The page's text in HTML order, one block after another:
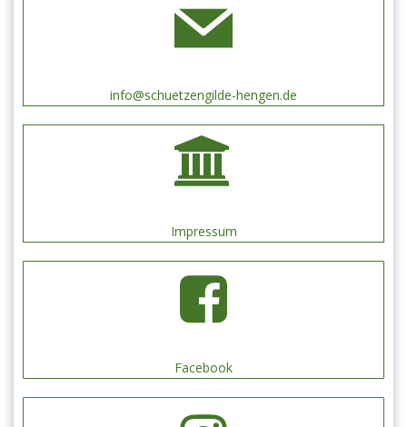
info@schuetzengilde-hengen.de
Impressum
Facebook